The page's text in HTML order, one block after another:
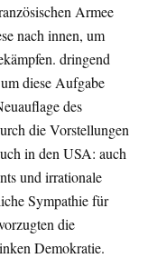
Armee
nach innen, um
dringend
diese Aufgabe
des
die Vorstellungen
in den USA: auch
und irrationale
Sympathie für
die
Demokratie.